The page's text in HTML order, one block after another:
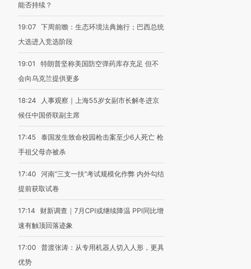
能否持续？
19:07 下周前瞻：生态环境法典施行；巴西总统
大选进入竞选阶段
19:01
特朗普坚称美国防空弹药库存充足 但不
会向乌克兰提供更多
18:24
人事观察｜上海55岁女副市长解冬进京
候任中国侨联副主席
17:45
泰国发生致命校园枪击案至少6人死亡 枪
手祖父母亦被杀
17:40
河南“三支一扶”考试规模化作弊 内外勾结
提前获取试卷
17:14
财新调查｜7月CPI或继续降温 PPI同比增
速有触顶回落迹象
17:00
普渡张涛：从专用机器人切入人形，更具
优势